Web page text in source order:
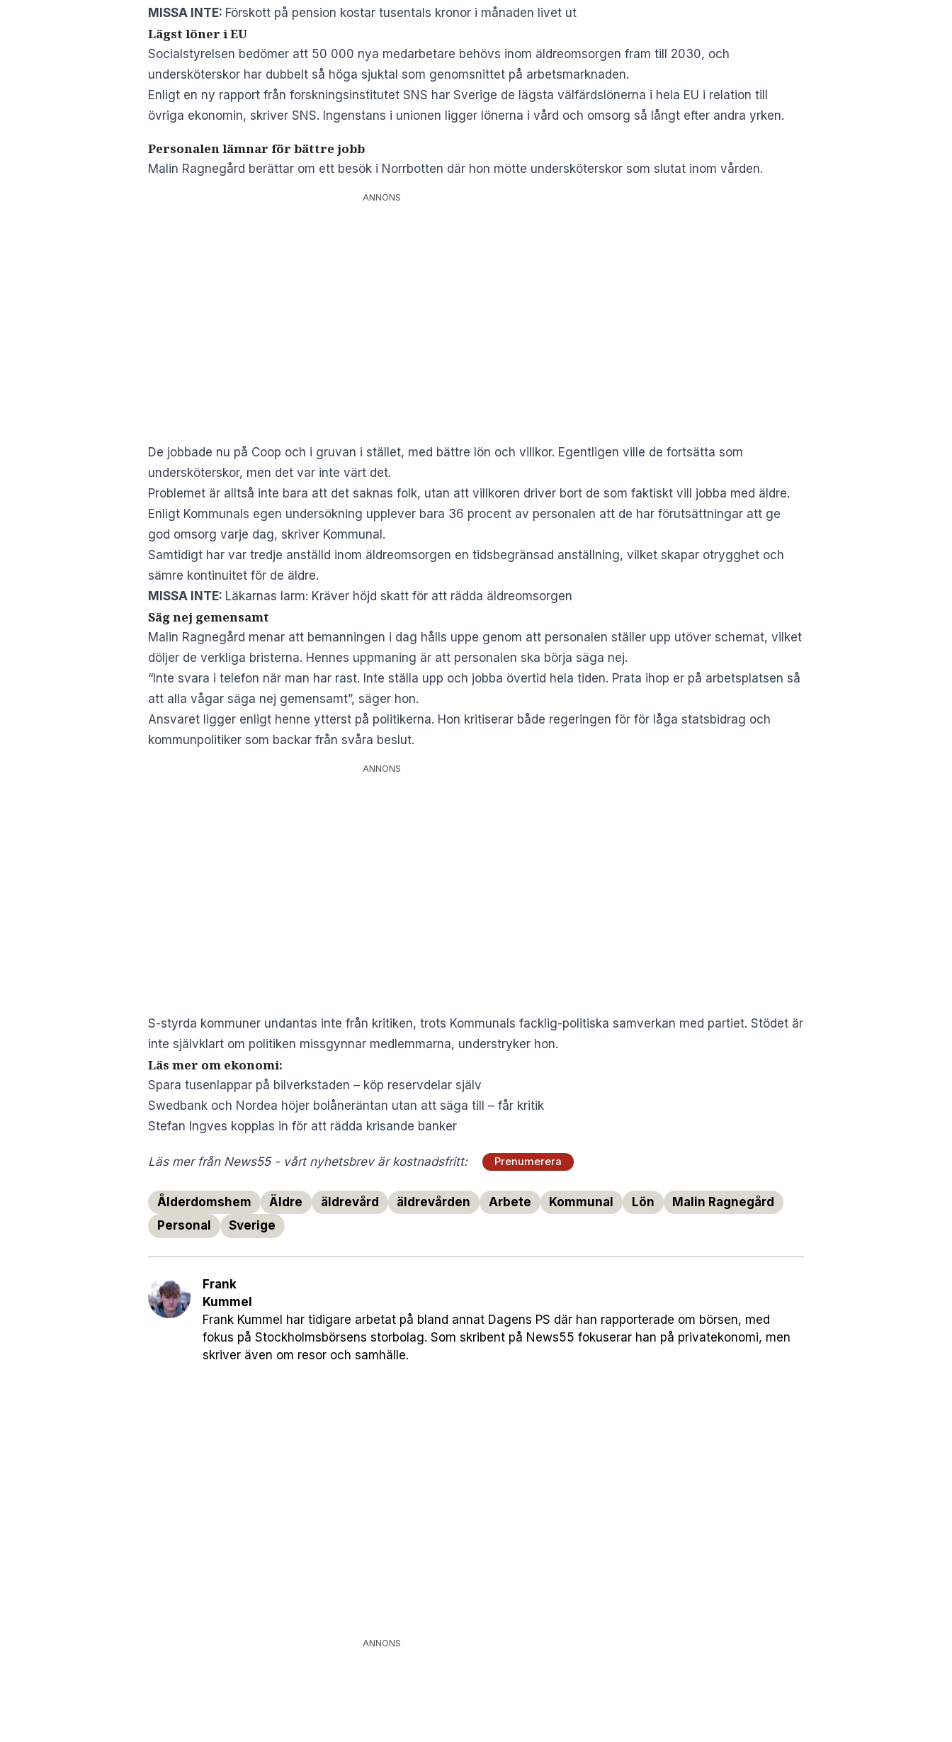
MISSA INTE: Förskott på pension kostar tusentals kronor i månaden livet ut
Lägst löner i EU
Socialstyrelsen bedömer att 50 000 nya medarbetare behövs inom äldreomsorgen fram till 2030, och
undersköterskor har dubbelt så höga sjuktal som genomsnittet på arbetsmarknaden.
Enligt en ny rapport från forskningsinstitutet SNS har Sverige de lägsta välfärdslönerna i hela EU i relation till
övriga ekonomin, skriver SNS. Ingenstans i unionen ligger lönerna i vård och omsorg så långt efter andra yrken.
Personalen lämnar för bättre jobb
Malin Ragnegård berättar om ett besök i Norrbotten där hon mötte undersköterskor som slutat inom vården.
ANNONS
De jobbade nu på Coop och i gruvan i stället, med bättre lön och villkor. Egentligen ville de fortsätta som
undersköterskor, men det var inte värt det.
Problemet är alltså inte bara att det saknas folk, utan att villkoren driver bort de som faktiskt vill jobba med äldre.
Enligt Kommunals egen undersökning upplever bara 36 procent av personalen att de har förutsättningar att ge
god omsorg varje dag, skriver Kommunal.
Samtidigt har var tredje anställd inom äldreomsorgen en tidsbegränsad anställning, vilket skapar otrygghet och
sämre kontinuitet för de äldre.
MISSA INTE: Läkarnas larm: Kräver höjd skatt för att rädda äldreomsorgen
Säg nej gemensamt
Malin Ragnegård menar att bemanningen i dag hålls uppe genom att personalen ställer upp utöver schemat, vilket
döljer de verkliga bristerna. Hennes uppmaning är att personalen ska börja säga nej.
“Inte svara i telefon när man har rast. Inte ställa upp och jobba övertid hela tiden. Prata ihop er på arbetsplatsen så
att alla vågar säga nej gemensamt”, säger hon.
Ansvaret ligger enligt henne ytterst på politikerna. Hon kritiserar både regeringen för för låga statsbidrag och
kommunpolitiker som backar från svåra beslut.
ANNONS
S-styrda kommuner undantas inte från kritiken, trots Kommunals facklig-politiska samverkan med partiet. Stödet är
inte självklart om politiken missgynnar medlemmarna, understryker hon.
Läs mer om ekonomi:
Spara tusenlappar på bilverkstaden – köp reservdelar själv
Swedbank och Nordea höjer bolåneräntan utan att säga till – får kritik
Stefan Ingves kopplas in för att rädda krisande banker
Läs mer från News55 - vårt nyhetsbrev är kostnadsfritt: Prenumerera
Ålderdomshem Äldre äldrevård äldrevården Arbete Kommunal Lön
Malin Ragnegård
Personal
Sverige
Frank
Kummel
Frank Kummel har tidigare arbetat på bland annat Dagens PS där han rapporterade om börsen, med
fokus på Stockholmsbörsens storbolag. Som skribent på News55 fokuserar han på privatekonomi, men
skriver även om resor och samhälle.
ANNONS